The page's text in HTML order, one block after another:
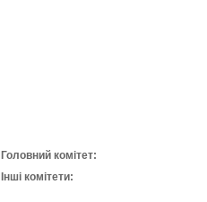
Головний комітет:
Інші комітети: